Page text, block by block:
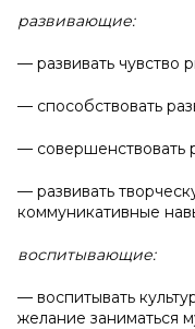
развивающие:
— развивать чувство
— способствовать
— совершенствовать
— развивать
коммуникативные
воспитывающие:
— воспитывать
желание заниматься